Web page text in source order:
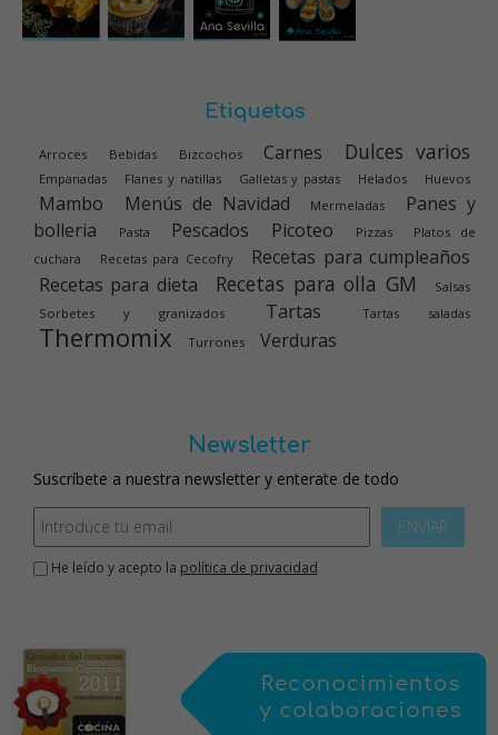
Etiquetas
Arroces Bebidas Bizcochos Carnes Dulces varios
Empanadas Flanes y natillas Galletas y pastas Helados Huevos
Mambo Menús de Navidad Mermeladas
Panes y
bolleria
Pasta Pescados Picoteo Pizzas
Platos de
cuchara
Recetas para Cecofry
Recetas para cumpleaños
Recetas para dieta
Recetas para olla GM
Salsas
Sorbetes y granizados
Tartas Tartas saladas
Thermomix Turrones Verduras
Newsletter
Suscríbete a nuestra newsletter y enterate de todo
ENVIAR
He leído y acepto la política de privacidad